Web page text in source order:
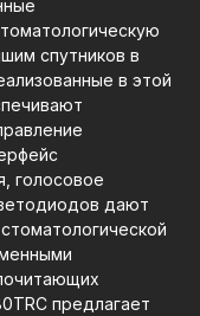
спутников в
в этой
голосовое
дают
предлагает